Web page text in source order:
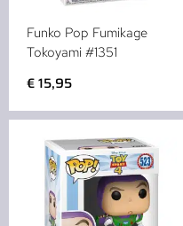
Funko Pop Fumikage
Tokoyami #1351
€15,95